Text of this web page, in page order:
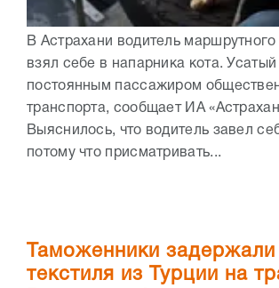
В Астрахани водитель
взял себе в напарника кота. Усатый
постоянным пассажиром
транспорта, сообщает ИА
Выяснилось, что водитель завел
потому что присматривать...
Таможенники задержали
текстиля из Турции на